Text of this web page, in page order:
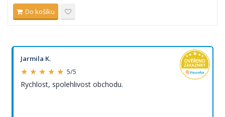
Do košíku
Jarmila K.
★ ★ ★ ★ ★ 5/5
Rychlost, spolehlivost obchodu.